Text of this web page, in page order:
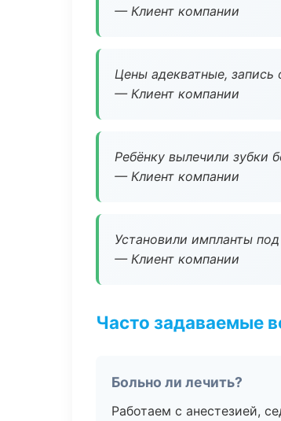
— Клиент компании
Цены адекватные, запись
— Клиент компании
Ребёнку вылечили зубки
— Клиент компании
Установили импланты
— Клиент компании
Часто задаваемые
Больно ли лечить?
Работаем с анестезией,